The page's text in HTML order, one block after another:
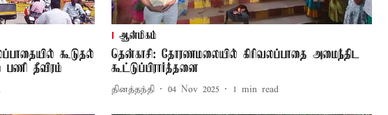
கூடுதல்
பணி தீவிரம்
ஆன்மிகம்
தென்காசி: தோரணமலையில் கிரிவலப்பாதை அமைந்திட
கூட்டுப்பிரார்த்தனை
தினத்தந்தி 04 Nov 2025 1 min read